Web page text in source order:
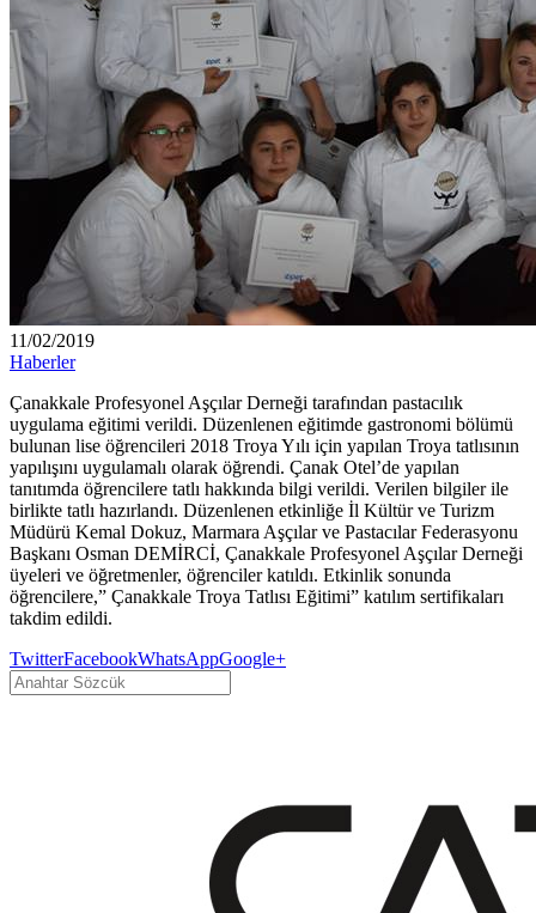
11/02/2019
Haberler
Çanakkale Profesyonel Aşçılar Derneği tarafından pastacılık
uygulama eğitimi verildi. Düzenlenen eğitimde gastronomi bölümü
bulunan lise öğrencileri 2018 Troya Yılı için yapılan Troya tatlısının
yapılışını uygulamalı olarak öğrendi. Çanak Otel’de yapılan
tanıtımda öğrencilere tatlı hakkında bilgi verildi. Verilen bilgiler ile
birlikte tatlı hazırlandı. Düzenlenen etkinliğe İl Kültür ve Turizm
Müdürü Kemal Dokuz, Marmara Aşçılar ve Pastacılar Federasyonu
Başkanı Osman DEMİRCİ, Çanakkale Profesyonel Aşçılar Derneği
üyeleri ve öğretmenler, öğrenciler katıldı. Etkinlik sonunda
öğrencilere,” Çanakkale Troya Tatlısı Eğitimi” katılım sertifikaları
takdim edildi.
TwitterFacebookWhatsAppGoogle+